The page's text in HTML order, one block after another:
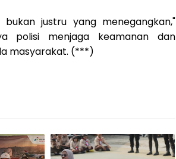
justru yang menegangkan,"
polisi menjaga keamanan dan
masyarakat. (***)